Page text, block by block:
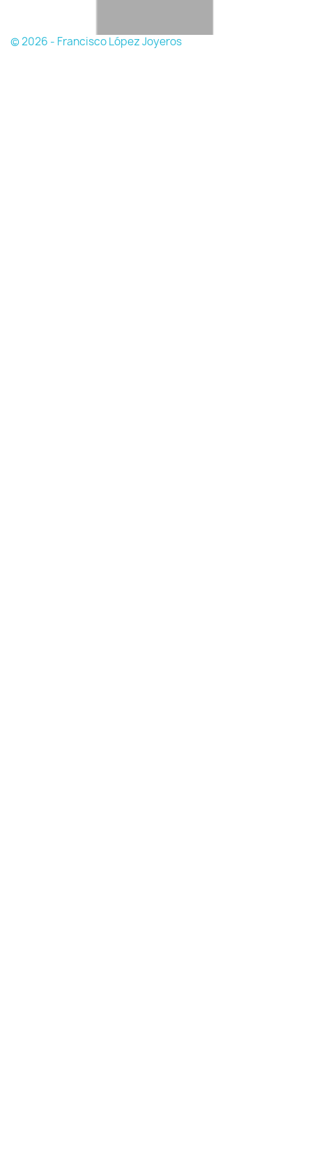
© 2026 - Francisco López Joyeros